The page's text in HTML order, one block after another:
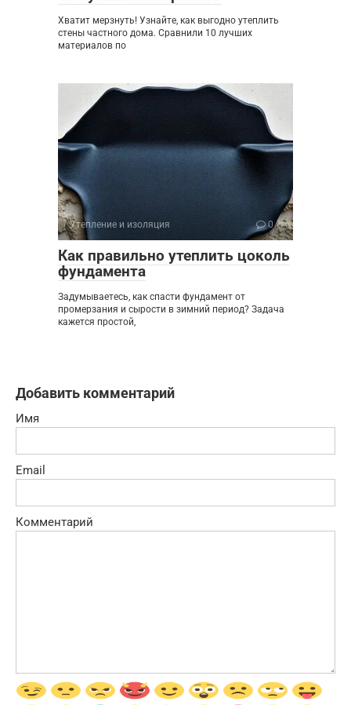
Хватит мерзнуть! Узнайте, как выгодно утеплить
стены частного дома. Сравнили 10 лучших
материалов по
Утепление и изоляция 0
Как правильно утеплить цоколь
фундамента
Задумываетесь, как спасти фундамент от
промерзания и сырости в зимний период? Задача
кажется простой,
Добавить комментарий
Имя
Email
Комментарий